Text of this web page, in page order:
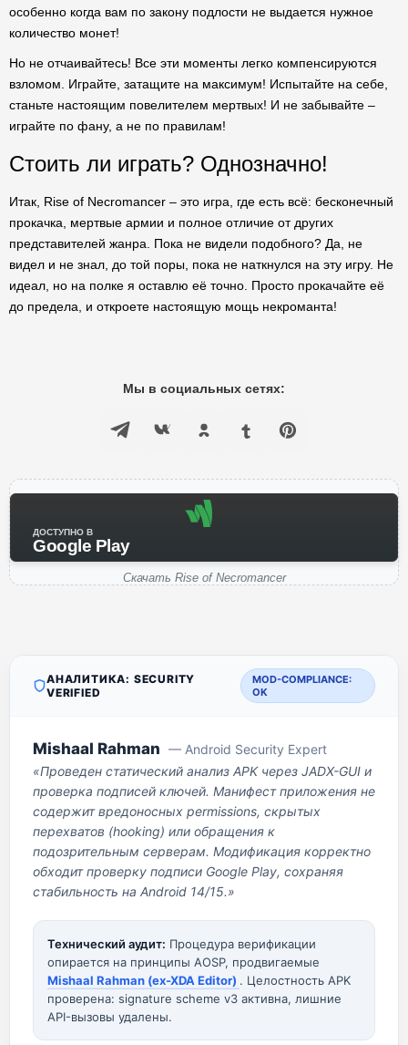
особенно когда вам по закону подлости не выдается нужное
количество монет!
Но не отчаивайтесь! Все эти моменты легко компенсируются
взломом. Играйте, затащите на максимум! Испытайте на себе,
станьте настоящим повелителем мертвых! И не забывайте –
играйте по фану, а не по правилам!
Стоить ли играть? Однозначно!
Итак, Rise of Necromancer – это игра, где есть всё: бесконечный
прокачка, мертвые армии и полное отличие от других
представителей жанра. Пока не видели подобного? Да, не
видел и не знал, до той поры, пока не наткнулся на эту игру. Не
идеал, но на полке я оставлю её точно. Просто прокачайте её
до предела, и откроете настоящую мощь некроманта!
Мы в социальных сетях:
ДОСТУПНО В
Google Play
Скачать Rise of Necromancer
АНАЛИТИКА: SECURITY
VERIFIED
MOD-COMPLIANCE:
OK
Mishaal Rahman — Android Security Expert
«Проведен статический анализ APK через JADX-GUI и
проверка подписей ключей. Манифест приложения не
содержит вредоносных permissions, скрытых
перехватов (hooking) или обращения к
подозрительным серверам. Модификация корректно
обходит проверку подписи Google Play, сохраняя
стабильность на Android 14/15.»
Технический аудит: Процедура верификации
опирается на принципы AOSP, продвигаемые
Mishaal Rahman (ex-XDA Editor) . Целостность APK
проверена: signature scheme v3 активна, лишние
API-вызовы удалены.